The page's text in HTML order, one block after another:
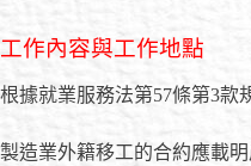
工作內容與工作地點
根據就業服務法第57條第3款
製造業外籍移工的合約應載